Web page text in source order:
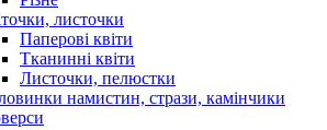
листочки
Паперові квіти
Тканинні квіти
Листочки, пелюстки
намистин, стрази, камінчики